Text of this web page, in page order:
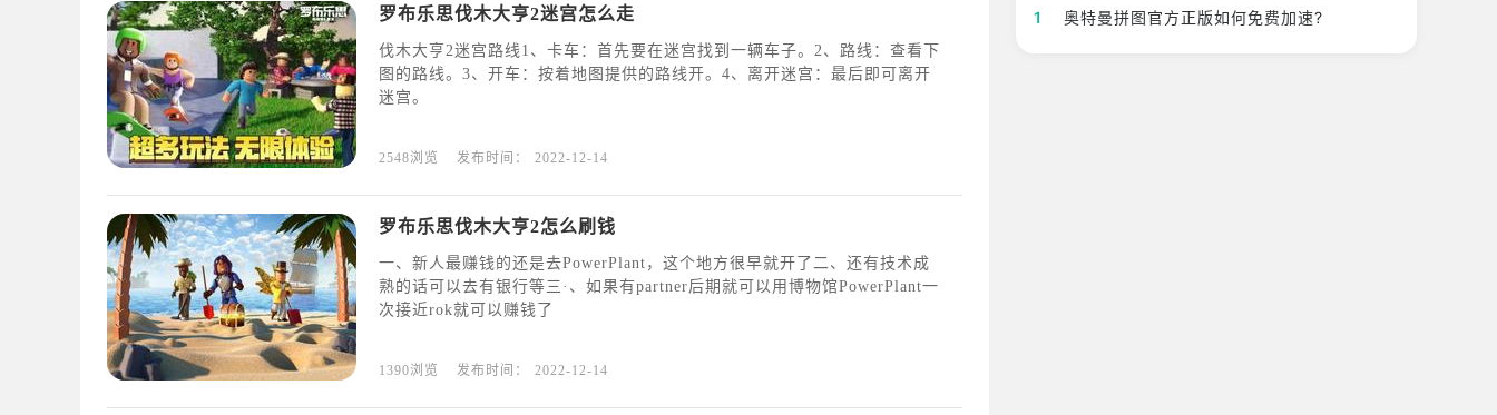
罗布乐思伐木大亨2迷宫怎么走
伐木大亨2迷宫路线1、卡车：首先要在迷宫找到一辆车子。2、路线：查看下
图的路线。3、开车：按着地图提供的路线开。4、离开迷宫：最后即可离开
迷宫。
2548浏览 发布时间： 2022-12-14
罗布乐思伐木大亨2怎么刷钱
一、新人最赚钱的还是去PowerPlant，这个地方很早就开了二、还有技术成
熟的话可以去有银行等三·、如果有partner后期就可以用博物馆PowerPlant一
次接近rok就可以赚钱了
1390浏览 发布时间： 2022-12-14
1 奥特曼拼图官方正版如何免费加速?